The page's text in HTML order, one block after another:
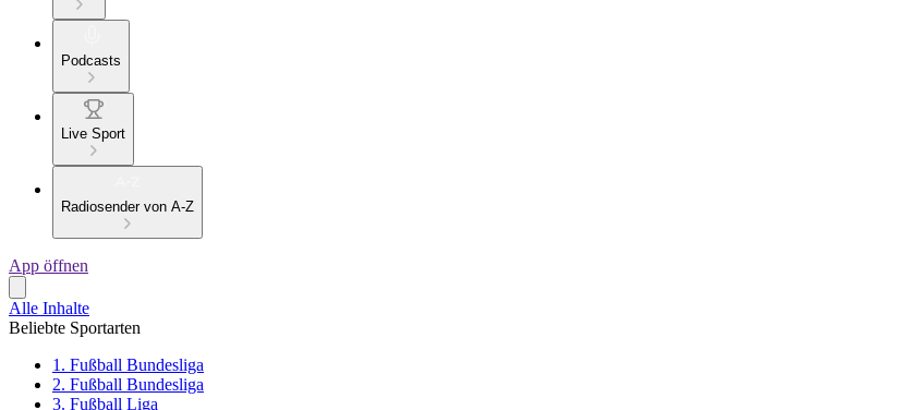
Podcasts
Live Sport
Radiosender von A-Z
App öffnen
Alle Inhalte
Beliebte Sportarten
1. Fußball Bundesliga
2. Fußball Bundesliga
3. Fußball Liga